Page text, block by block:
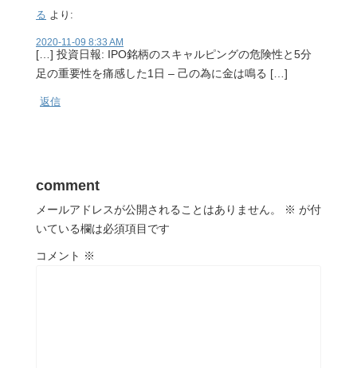
る より:
2020-11-09 8:33 AM
[…] 投資日報: IPO銘柄のスキャルピングの危険性と5分
足の重要性を痛感した1日 – 己の為に金は鳴る […]
返信
comment
メールアドレスが公開されることはありません。 ※ が付
いている欄は必須項目です
コメント ※